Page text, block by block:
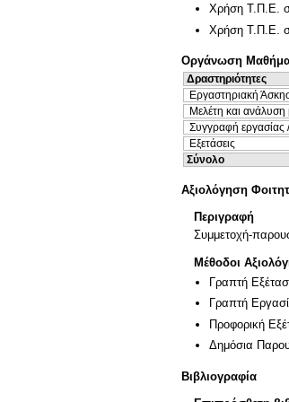
Χρήση Τ.Π.Ε.
Χρήση Τ.Π.Ε.
Οργάνωση
Δραστηριότητες
Εργαστηριακή
Μελέτη και
Συγγραφή εργασίας
Εξετάσεις
Σύνολο
Αξιολόγηση
Περιγραφή
Συμμετοχή-
Μέθοδοι
Γραπτή
Γραπτή
Προφορική
Δημόσια
Βιβλιογραφία